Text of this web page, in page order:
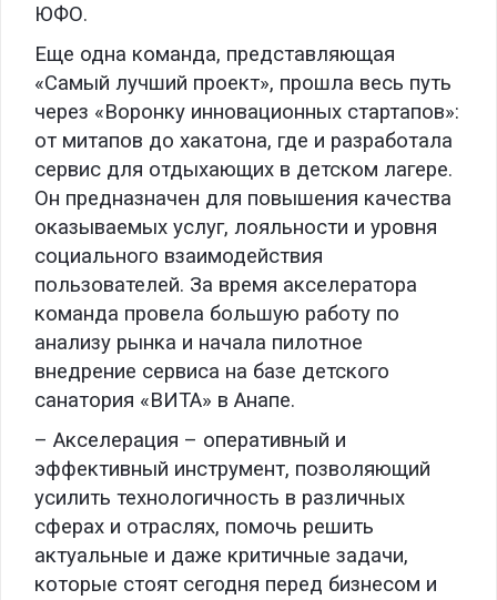
ЮФО.
Еще одна команда, представляющая
«Самый лучший проект», прошла весь путь
через «Воронку инновационных стартапов»:
от митапов до хакатона, где и разработала
сервис для отдыхающих в детском лагере.
Он предназначен для повышения качества
оказываемых услуг, лояльности и уровня
социального взаимодействия
пользователей. За время акселератора
команда провела большую работу по
анализу рынка и начала пилотное
внедрение сервиса на базе детского
санатория «ВИТА» в Анапе.
– Акселерация – оперативный и
эффективный инструмент, позволяющий
усилить технологичность в различных
сферах и отраслях, помочь решить
актуальные и даже критичные задачи,
которые стоят сегодня перед бизнесом и